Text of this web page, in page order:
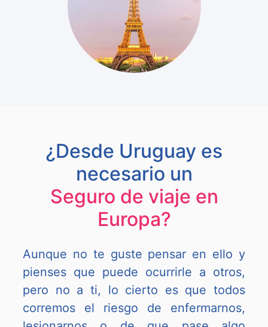
¿Desde Uruguay es
necesario un
Seguro de viaje en
Europa?
Aunque no te guste pensar en ello y
pienses que puede ocurrirle a otros,
pero no a ti, lo cierto es que todos
corremos el riesgo de enfermarnos,